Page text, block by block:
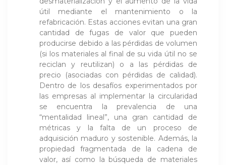
útil mediante el mantenimiento o la
refabricación. Estas acciones evitan una gran
cantidad de fugas de valor que pueden
producirse debido a las pérdidas de volumen
(si los materiales al final de su vida útil no se
reciclan y reutilizan) o a las pérdidas de
precio (asociadas con pérdidas de calidad).
Dentro de los desafíos experimentados por
las empresas al implementar la circularidad
se encuentra la prevalencia de una
“mentalidad lineal”, una gran cantidad de
métricas y la falta de un proceso de
adquisición maduro y sostenible. Además, la
propiedad fragmentada de la cadena de
valor, así como la búsqueda de materiales